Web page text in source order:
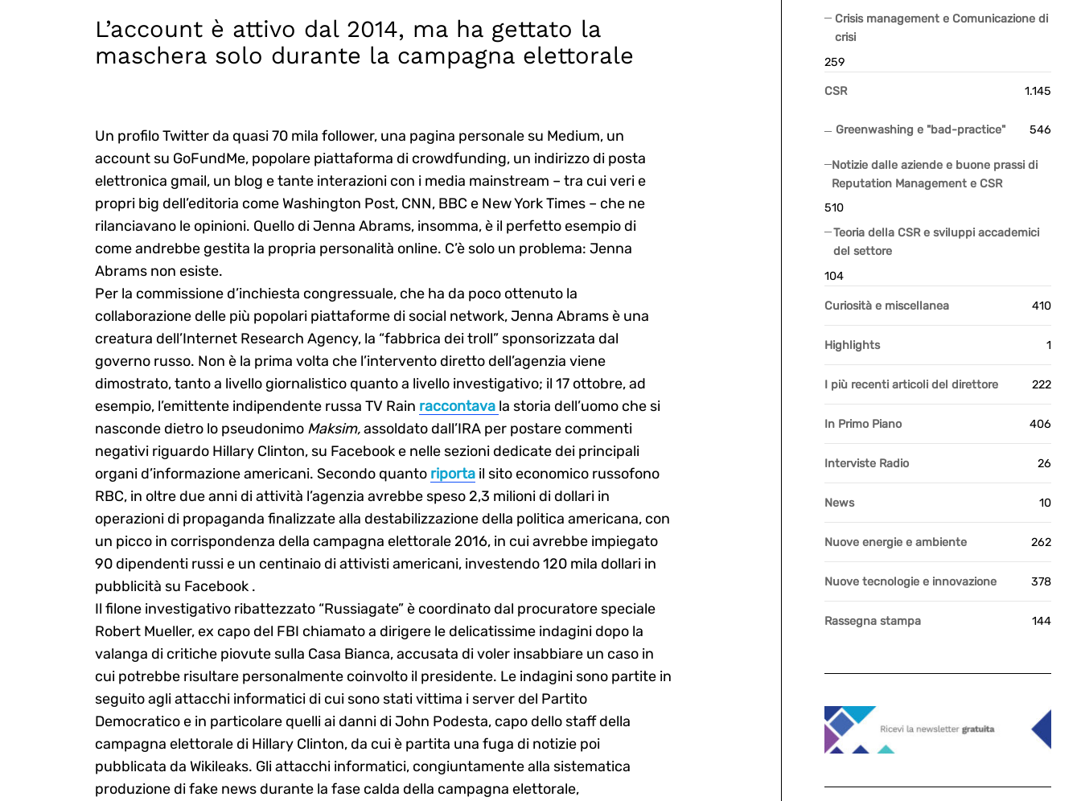
L’account è attivo dal 2014, ma ha gettato la
maschera solo durante la campagna elettorale
Un profilo Twitter da quasi 70 mila follower, una pagina personale su Medium, un
account su GoFundMe, popolare piattaforma di crowdfunding, un indirizzo di posta
elettronica gmail, un blog e tante interazioni con i media mainstream – tra cui veri e
propri big dell’editoria come Washington Post, CNN, BBC e New York Times – che ne
rilanciavano le opinioni. Quello di Jenna Abrams, insomma, è il perfetto esempio di
come andrebbe gestita la propria personalità online. C’è solo un problema: Jenna
Abrams non esiste.
Per la commissione d’inchiesta congressuale, che ha da poco ottenuto la
collaborazione delle più popolari piattaforme di social network, Jenna Abrams è una
creatura dell’Internet Research Agency, la “fabbrica dei troll” sponsorizzata dal
governo russo. Non è la prima volta che l’intervento diretto dell’agenzia viene
dimostrato, tanto a livello giornalistico quanto a livello investigativo; il 17 ottobre, ad
esempio, l’emittente indipendente russa TV Rain raccontava la storia dell’uomo che si
nasconde dietro lo pseudonimo Maksim,assoldato dall’IRA per postare commenti
negativi riguardo Hillary Clinton, su Facebook e nelle sezioni dedicate dei principali
organi d’informazione americani. Secondo quanto riportail sito economico russofono
RBC, in oltre due anni di attività l’agenzia avrebbe speso 2,3 milioni di dollari in
operazioni di propaganda finalizzate alla destabilizzazione della politica americana, con
un picco in corrispondenza della campagna elettorale 2016, in cui avrebbe impiegato
90 dipendenti russi e un centinaio di attivisti americani, investendo 120 mila dollari in
pubblicità su Facebook .
Il filone investigativo ribattezzato “Russiagate” è coordinato dal procuratore speciale
Robert Mueller, ex capo del FBI chiamato a dirigere le delicatissime indagini dopo la
valanga di critiche piovute sulla Casa Bianca, accusata di voler insabbiare un caso in
cui potrebbe risultare personalmente coinvolto il presidente. Le indagini sono partite in
seguito agli attacchi informatici di cui sono stati vittima i server del Partito
Democratico e in particolare quelli ai danni di John Podesta, capo dello staff della
campagna elettorale di Hillary Clinton, da cui è partita una fuga di notizie poi
pubblicata da Wikileaks. Gli attacchi informatici, congiuntamente alla sistematica
produzione di fake news durante la fase calda della campagna elettorale,
Crisis management e Comunicazione di
crisi
259
CSR 1.145
Greenwashing e "bad-practice" 546
Notizie dalle aziende e buone prassi di
Reputation Management e CSR
510
Teoria della CSR e sviluppi accademici
del settore
104
Curiosità e miscellanea 410
Highlights 1
I più recenti articoli del direttore 222
In Primo Piano 406
Interviste Radio 26
News 10
Nuove energie e ambiente 262
Nuove tecnologie e innovazione 378
Rassegna stampa 144
for: